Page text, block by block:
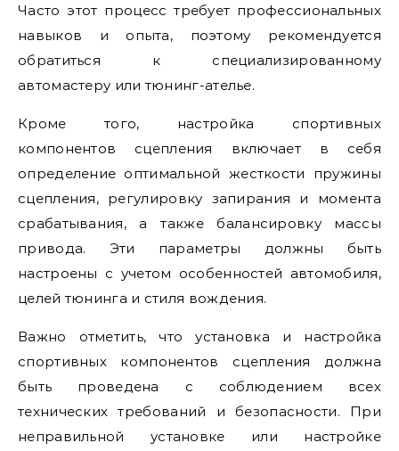
Часто этот процесс требует профессиональных
навыков и опыта, поэтому рекомендуется
обратиться к специализированному
автомастеру или тюнинг-ателье.
Кроме того, настройка спортивных
компонентов сцепления включает в себя
определение оптимальной жесткости пружины
сцепления, регулировку запирания и момента
срабатывания, а также балансировку массы
привода. Эти параметры должны быть
настроены с учетом особенностей автомобиля,
целей тюнинга и стиля вождения.
Важно отметить, что установка и настройка
спортивных компонентов сцепления должна
быть проведена с соблюдением всех
технических требований и безопасности. При
неправильной установке или настройке